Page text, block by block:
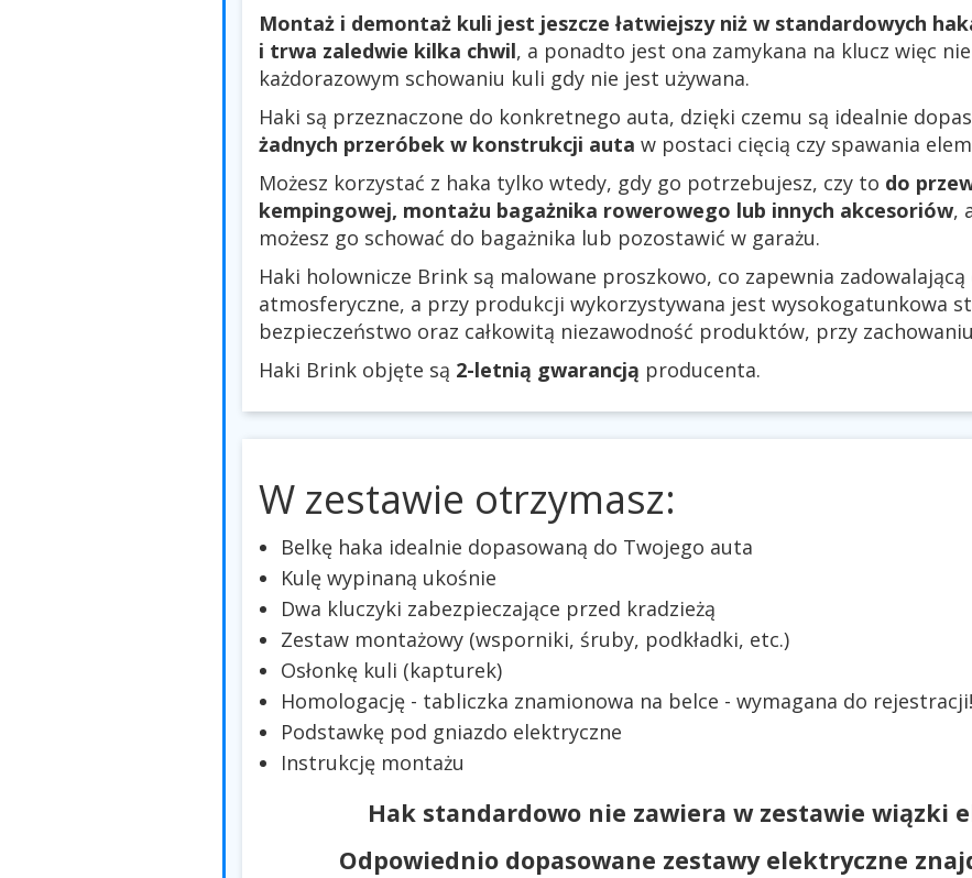
Montaż i demontaż kuli jest jeszcze łatwiejszy niż w standardowych
i trwa zaledwie kilka chwil, a ponadto jest ona zamykana na klucz więc
każdorazowym schowaniu kuli gdy nie jest używana.
Haki są przeznaczone do konkretnego auta, dzięki czemu są idealnie
żadnych przeróbek w konstrukcji auta w postaci cięcią czy spawania
Możesz korzystać z haka tylko wtedy, gdy go potrzebujesz, czy to do
kempingowej, montażu bagażnika rowerowego lub innych akcesoriów,
możesz go schować do bagażnika lub pozostawić w garażu.
Haki holownicze Brink są malowane proszkowo, co zapewnia
atmosferyczne, a przy produkcji wykorzystywana jest wysokogatunkowa
bezpieczeństwo oraz całkowitą niezawodność produktów, przy
Haki Brink objęte są 2-letnią gwarancją producenta.
W zestawie otrzymasz:
Belkę haka idealnie dopasowaną do Twojego auta
Kulę wypinaną ukośnie
Dwa kluczyki zabezpieczające przed kradzieżą
Zestaw montażowy (wsporniki, śruby, podkładki, etc.)
Osłonkę kuli (kapturek)
Homologację - tabliczka znamionowa na belce - wymagana do rejestracji!
Podstawkę pod gniazdo elektryczne
Instrukcję montażu
Hak standardowo nie zawiera w zestawie wiązki
Odpowiednio dopasowane zestawy elektryczne